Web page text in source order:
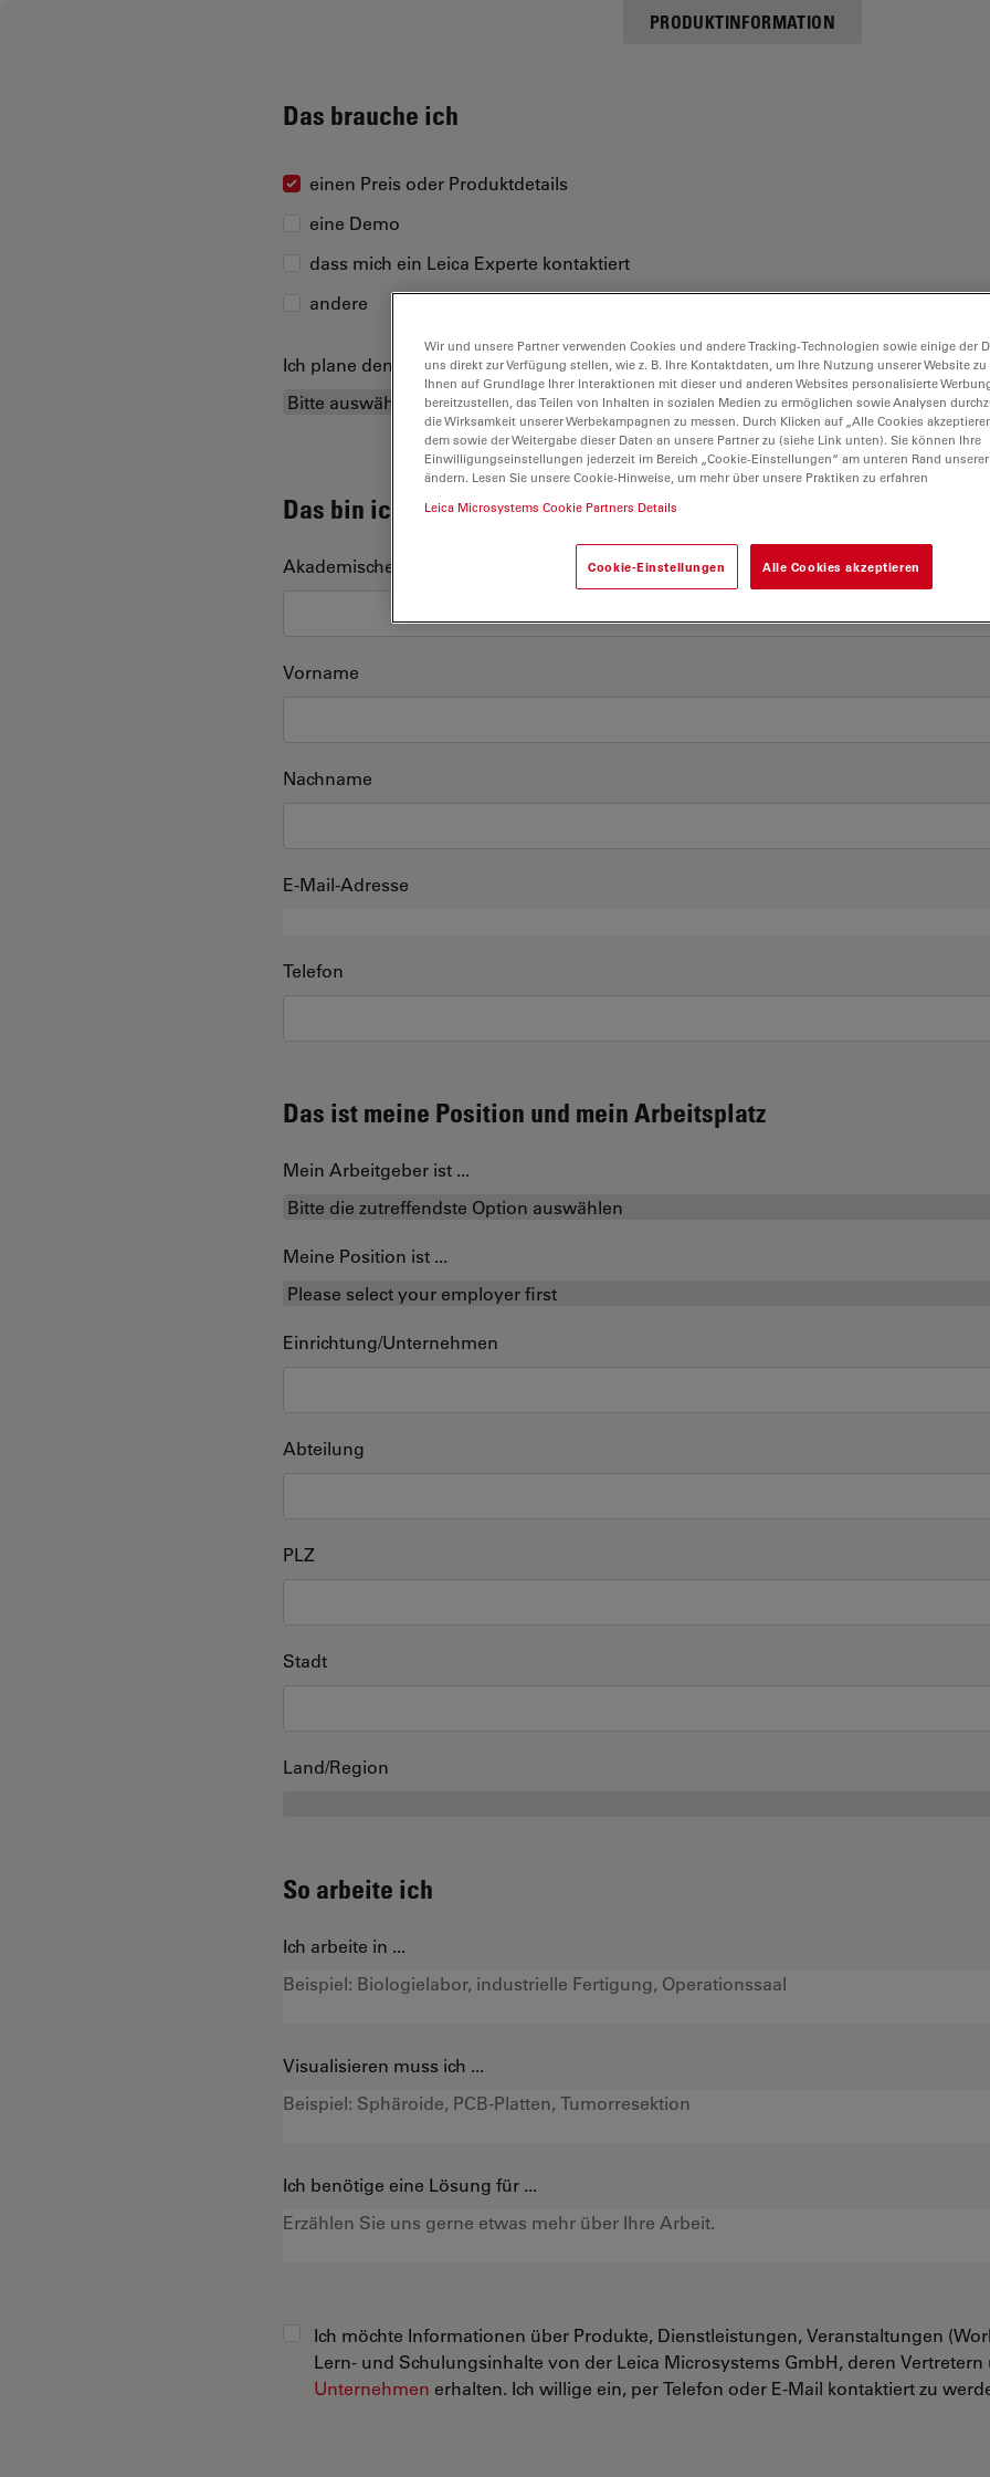
PRODUKTINFORMATION
Das brauche ich
einen Preis oder Produktdetails
eine Demo
dass mich ein Leica Experte kontaktiert
andere
Ich plane den Kauf...
Das bin ich
Akademischer Grad
Vorname
Nachname
E-Mail-Adresse
Telefon
Das ist meine Position und mein Arbeitsplatz
Mein Arbeitgeber ist ...
Meine Position ist ...
Einrichtung/Unternehmen
Abteilung
PLZ
Stadt
Land/Region
So arbeite ich
Ich arbeite in ...
Visualisieren muss ich ...
Ich benötige eine Lösung für ...
Ich möchte Informationen über Produkte, Dienstleistungen, Veranstaltungen
Lern- und Schulungsinhalte von der Leica Microsystems GmbH, deren
Unternehmen erhalten. Ich willige ein, per Telefon oder E-Mail kontaktiert zu
Wir und unsere Partner verwenden Cookies und andere Tracking-Technologien sowie einige der
uns direkt zur Verfügung stellen, wie z. B. Ihre Kontaktdaten, um Ihre Nutzung unserer Website zu
Ihnen auf Grundlage Ihrer Interaktionen mit dieser und anderen Websites personalisierte
bereitzustellen, das Teilen von Inhalten in sozialen Medien zu ermöglichen sowie Analysen
die Wirksamkeit unserer Werbekampagnen zu messen. Durch Klicken auf „Alle Cookies
dem sowie der Weitergabe dieser Daten an unsere Partner zu (siehe Link unten). Sie können Ihre
Einwilligungseinstellungen jederzeit im Bereich „Cookie-Einstellungen“ am unteren Rand
ändern. Lesen Sie unsere Cookie-Hinweise, um mehr über unsere Praktiken zu erfahren
Leica Microsystems Cookie Partners Details
Cookie-Einstellungen Alle Cookies akzeptieren